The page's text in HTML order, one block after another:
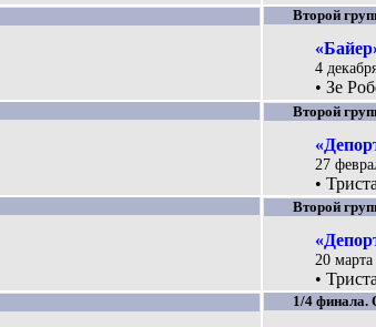
Второй
4
• Зе
Второй
27
•
Второй
20
•
1/4 финала.